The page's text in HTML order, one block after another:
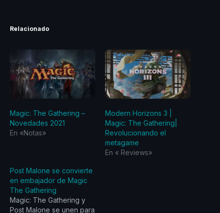
Relacionado
Magic: The Gathering –
Novedades 2021
En «Notas»
Modern Horizons 3 |
Magic: The Gathering|
Revolucionando el
metagame
En «‎ Reviews‎»
Post Malone se convierte
en embajador de Magic
The Gathering
Magic: The Gathering y
Post Malone se unen para